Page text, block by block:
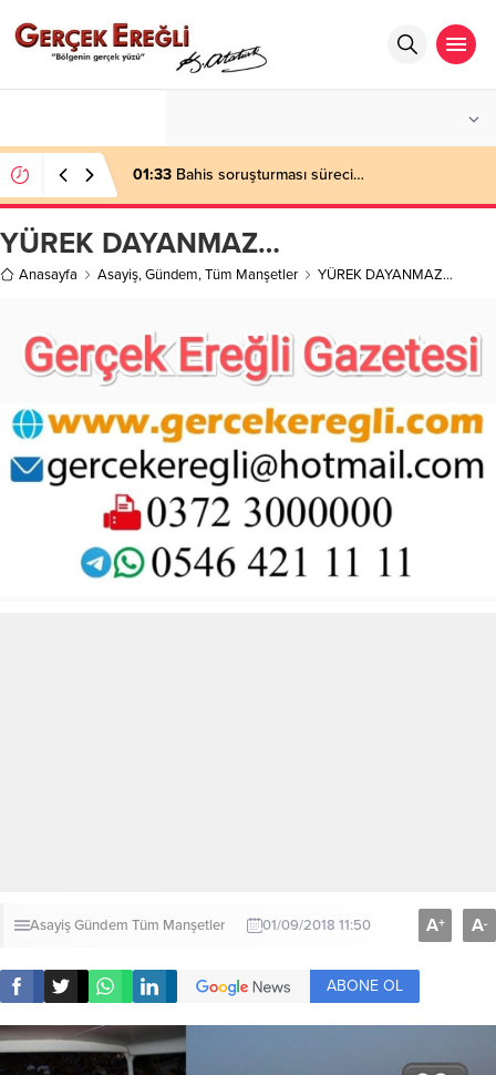
01:33 Bahis soruşturması süreci…
YÜREK DAYANMAZ…
Anasayfa Asayiş,Gündem,Tüm Manşetler YÜREK DAYANMAZ…
AsayişGündem Tüm Manşetler 01/09/2018 11:50 A+ A-
ABONE OL